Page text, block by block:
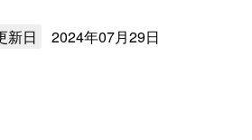
新日 2024年07月29日